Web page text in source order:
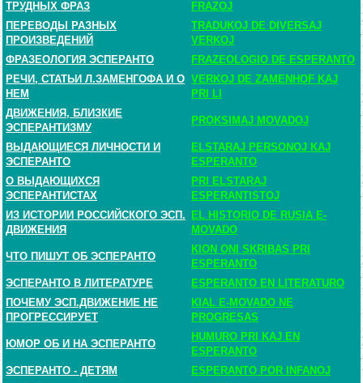
ТРУДНЫХ ФРАЗ
FRAZOJ
ПЕРЕВОДЫ РАЗНЫХ
ПРОИЗВЕДЕНИЙ
TRADUKOJ DE DIVERSAJ
VERKOJ
ФРАЗЕОЛОГИЯ ЭСПЕРАНТО
FRAZEOLOGIO DE ESPERANTO
РЕЧИ, СТАТЬИ Л.ЗАМЕНГОФА И О
НЕМ
VERKOJ DE ZAMENHOF KAJ
PRI LI
ДВИЖЕНИЯ, БЛИЗКИЕ
ЭСПЕРАНТИЗМУ
PROKSIMAJ MOVADOJ
ВЫДАЮЩИЕСЯ ЛИЧНОСТИ И
ЭСПЕРАНТО
ELSTARAJ PERSONOJ KAJ
ESPERANTO
О ВЫДАЮЩИХСЯ
ЭСПЕРАНТИСТАХ
PRI ELSTARAJ
ESPERANTISTOJ
ИЗ ИСТОРИИ РОССИЙСКОГО ЭСП.
ДВИЖЕНИЯ
EL HISTORIO DE RUSIA E-
MOVADO
ЧТО ПИШУТ ОБ ЭСПЕРАНТО
KION ONI SKRIBAS PRI
ESPERANTO
ЭСПЕРАНТО В ЛИТЕРАТУРЕ
ESPERANTO EN LITERATURO
ПОЧЕМУ ЭСП.ДВИЖЕНИЕ НЕ
ПРОГРЕССИРУЕТ
KIAL E-MOVADO NE
PROGRESAS
ЮМОР ОБ И НА ЭСПЕРАНТО
HUMURO PRI KAJ EN
ESPERANTO
ЭСПЕРАНТО - ДЕТЯМ
ESPERANTO POR INFANOJ